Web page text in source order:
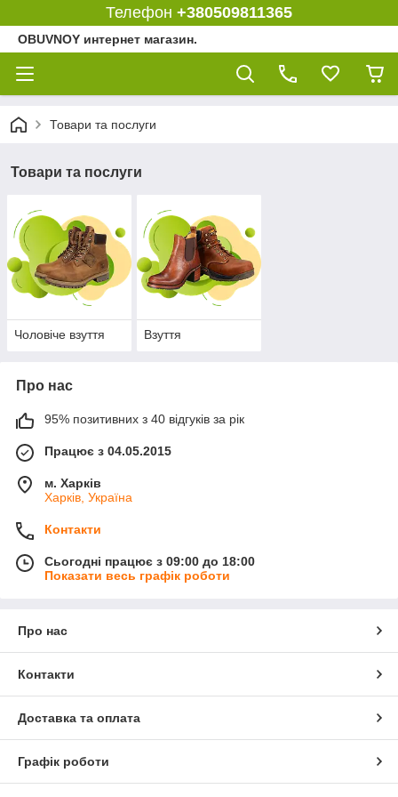
Телефон +380509811365
OBUVNOY интернет магазин.
Товари та послуги
Товари та послуги
Чоловіче взуття Взуття
Про нас
95% позитивних з 40 відгуків за рік
Працює з 04.05.2015
м. Харків
Харків, Україна
Контакти
Сьогодні працює з 09:00 до 18:00
Показати весь графік роботи
Про нас
Контакти
Доставка та оплата
Графік роботи